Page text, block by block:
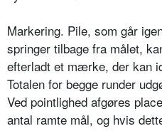
Markering. Pile, som går
springer tilbage fra målet,
efterladt et mærke, der kan
Totalen for begge runder
Ved pointlighed afgøres
antal ramte mål, og hvis